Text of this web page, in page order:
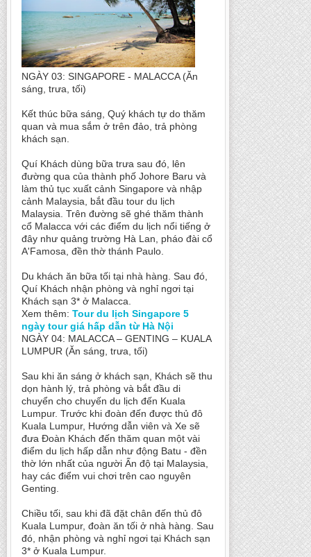
NGÀY 03: SINGAPORE - MALACCA (Ăn
sáng, trưa, tối)
Kết thúc bữa sáng, Quý khách tự do thăm
quan và mua sắm ở trên đảo, trả phòng
khách sạn.
Quí Khách dùng bữa trưa sau đó, lên
đường qua của thành phố Johore Baru và
làm thủ tục xuất cảnh Singapore và nhập
cảnh Malaysia, bắt đầu tour du lịch
Malaysia. Trên đường sẽ ghé thăm thành
cổ Malacca với các điểm du lịch nổi tiếng ở
đây như quảng trường Hà Lan, pháo đài cổ
A'Famosa, đền thờ thánh Paulo.
Du khách ăn bữa tối tại nhà hàng. Sau đó,
Quí Khách nhận phòng và nghỉ ngơi tại
Khách sạn 3* ở Malacca.
Xem thêm: Tour du lịch Singapore 5
ngày tour giá hấp dẫn từ Hà Nội
NGÀY 04: MALACCA – GENTING – KUALA
LUMPUR (Ăn sáng, trưa, tối)
Sau khi ăn sáng ở khách sạn, Khách sẽ thu
dọn hành lý, trả phòng và bắt đầu di
chuyển cho chuyến du lịch đến Kuala
Lumpur. Trước khi đoàn đến được thủ đô
Kuala Lumpur, Hướng dẫn viên và Xe sẽ
đưa Đoàn Khách đến thăm quan một vài
điểm du lịch hấp dẫn như động Batu - đền
thờ lớn nhất của người Ấn độ tại Malaysia,
hay các điểm vui chơi trên cao nguyên
Genting.
Chiều tối, sau khi đã đặt chân đến thủ đô
Kuala Lumpur, đoàn ăn tối ở nhà hàng. Sau
đó, nhận phòng và nghỉ ngơi tại Khách sạn
3* ở Kuala Lumpur.